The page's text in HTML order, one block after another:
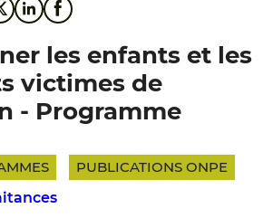
les enfants et les
victimes de
- Programme
PUBLICATIONS ONPE